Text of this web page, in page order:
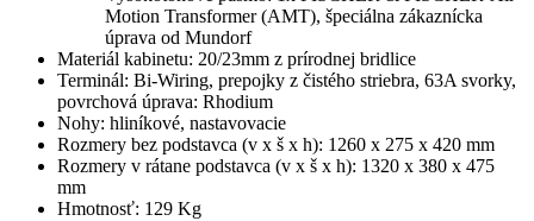
Motion Transformer (AMT), špeciálna zákaznícka
úprava od Mundorf
Materiál kabinetu: 20/23mm z prírodnej bridlice
Terminál: Bi-Wiring, prepojky z čistého striebra, 63A svorky,
povrchová úprava: Rhodium
Nohy: hliníkové, nastavovacie
Rozmery bez podstavca (v x š x h): 1260 x 275 x 420 mm
Rozmery v rátane podstavca (v x š x h): 1320 x 380 x 475
mm
Hmotnosť: 129 Kg